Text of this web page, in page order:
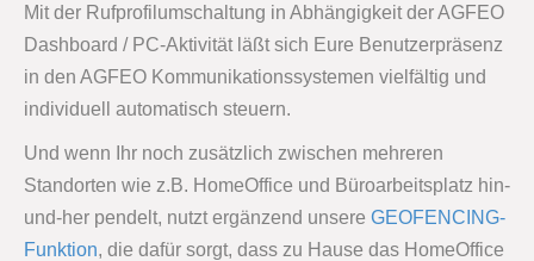
Mit der Rufprofilumschaltung in Abhängigkeit der AGFEO
Dashboard / PC-Aktivität läßt sich Eure Benutzerpräsenz
in den AGFEO Kommunikationssystemen vielfältig und
individuell automatisch steuern.
Und wenn Ihr noch zusätzlich zwischen mehreren
Standorten wie z.B. HomeOffice und Büroarbeitsplatz hin-
und-her pendelt, nutzt ergänzend unsere GEOFENCING-
Funktion, die dafür sorgt, dass zu Hause das HomeOffice